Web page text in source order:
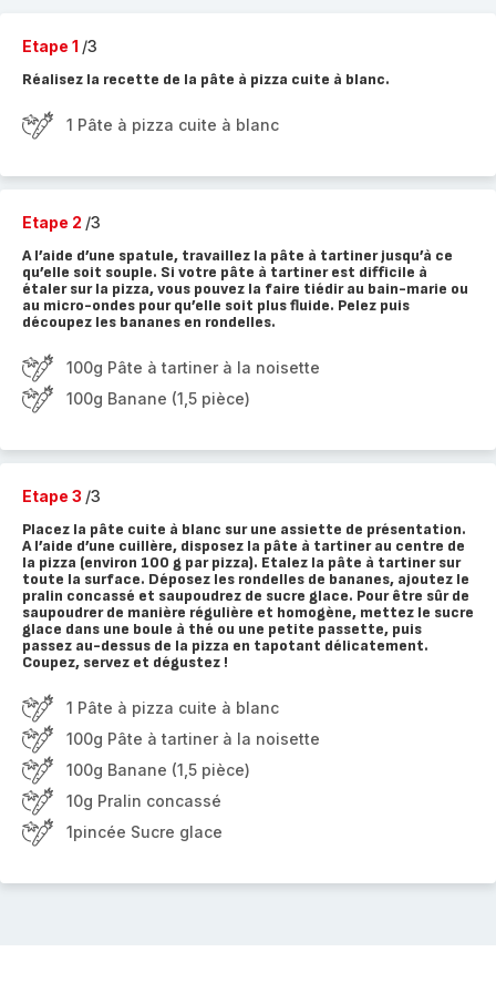
Etape 1 /3
Réalisez la recette de la pâte à pizza cuite à blanc.
1 Pâte à pizza cuite à blanc
Etape 2 /3
A l’aide d’une spatule, travaillez la pâte à tartiner jusqu’à ce
qu’elle soit souple. Si votre pâte à tartiner est difficile à
étaler sur la pizza, vous pouvez la faire tiédir au bain-marie ou
au micro-ondes pour qu’elle soit plus fluide. Pelez puis
découpez les bananes en rondelles.
100g Pâte à tartiner à la noisette
100g Banane (1,5 pièce)
Etape 3 /3
Placez la pâte cuite à blanc sur une assiette de présentation.
A l’aide d’une cuillère, disposez la pâte à tartiner au centre de
la pizza (environ 100 g par pizza). Etalez la pâte à tartiner sur
toute la surface. Déposez les rondelles de bananes, ajoutez le
pralin concassé et saupoudrez de sucre glace. Pour être sûr de
saupoudrer de manière régulière et homogène, mettez le sucre
glace dans une boule à thé ou une petite passette, puis
passez au-dessus de la pizza en tapotant délicatement.
Coupez, servez et dégustez !
1 Pâte à pizza cuite à blanc
100g Pâte à tartiner à la noisette
100g Banane (1,5 pièce)
10g Pralin concassé
1pincée Sucre glace